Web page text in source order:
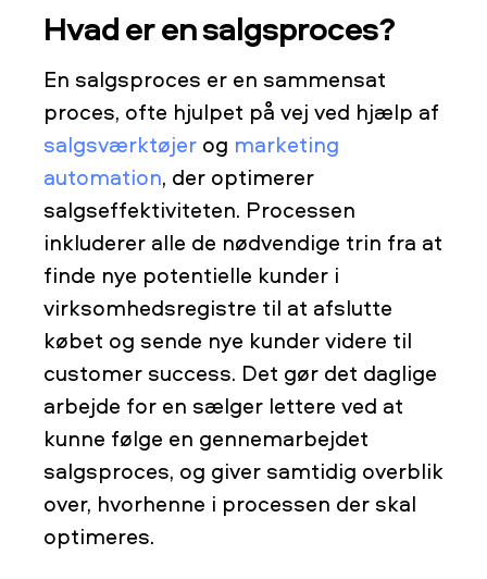
Hvad er en salgsproces?
En salgsproces er en sammensat
proces, ofte hjulpet på vej ved hjælp af
salgsværktøjer og marketing
automation, der optimerer
salgseffektiviteten. Processen
inkluderer alle de nødvendige trin fra at
finde nye potentielle kunder i
virksomhedsregistre til at afslutte
købet og sende nye kunder videre til
customer success. Det gør det daglige
arbejde for en sælger lettere ved at
kunne følge en gennemarbejdet
salgsproces, og giver samtidig overblik
over, hvorhenne i processen der skal
optimeres.